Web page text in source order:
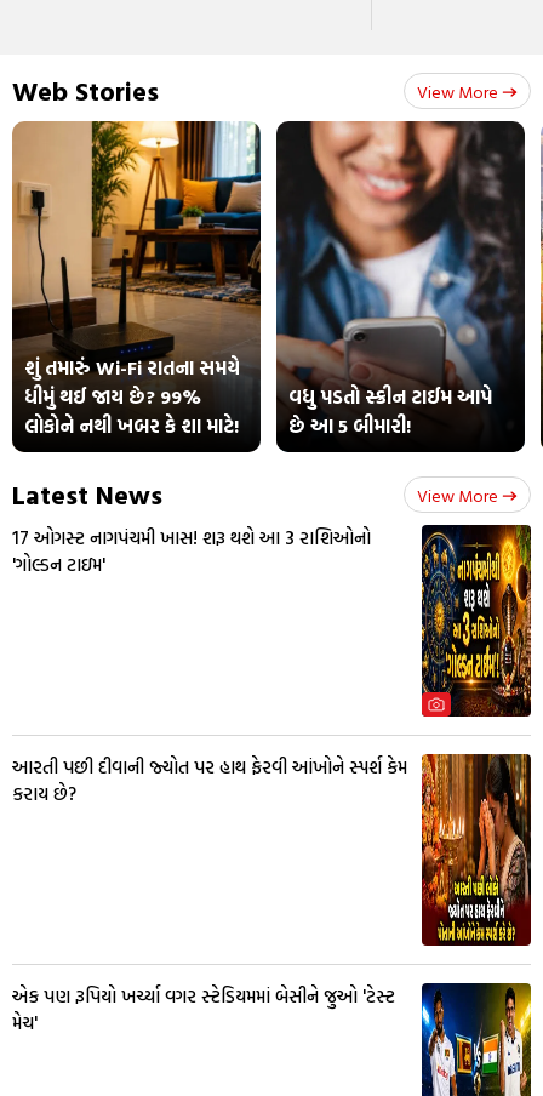
Web Stories View More
શું તમારું Wi-Fi રાતના સમયે
ધીમું થઈ જાય છે? 99%
લોકોને નથી ખબર કે શા માટે!
વધુ પડતો સ્ક્રીન ટાઈમ આપે
છે આ 5 બીમારી!
Latest News View More
17 ઓગસ્ટ નાગપંચમી ખાસ! શરૂ થશે આ 3 રાશિઓનો
'ગોલ્ડન ટાઇમ'
આરતી પછી દીવાની જ્યોત પર હાથ ફેરવી આંખોને સ્પર્શ કેમ
કરાય છે?
એક પણ રૂપિયો ખર્ચ્યા વગર સ્ટેડિયમમાં બેસીને જુઓ 'ટેસ્ટ
મેચ'